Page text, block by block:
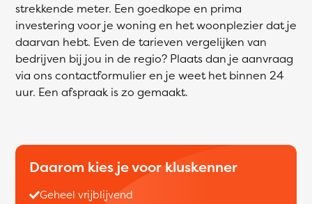
strekkende meter. Een goedkope en prima
investering voor je woning en het woonplezier dat je
daarvan hebt. Even de tarieven vergelijken van
bedrijven bij jou in de regio? Plaats dan je aanvraag
via ons contactformulier en je weet het binnen 24
uur. Een afspraak is zo gemaakt.
Daarom kies je voor kluskenner
Geheel vrijblijvend